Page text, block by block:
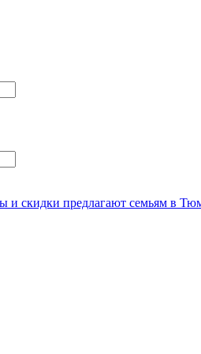
и скидки предлагают семьям в